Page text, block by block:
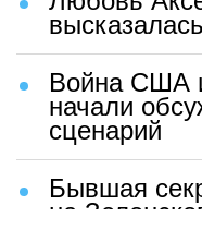
Война США
начали
сценарий
Бывшая
на